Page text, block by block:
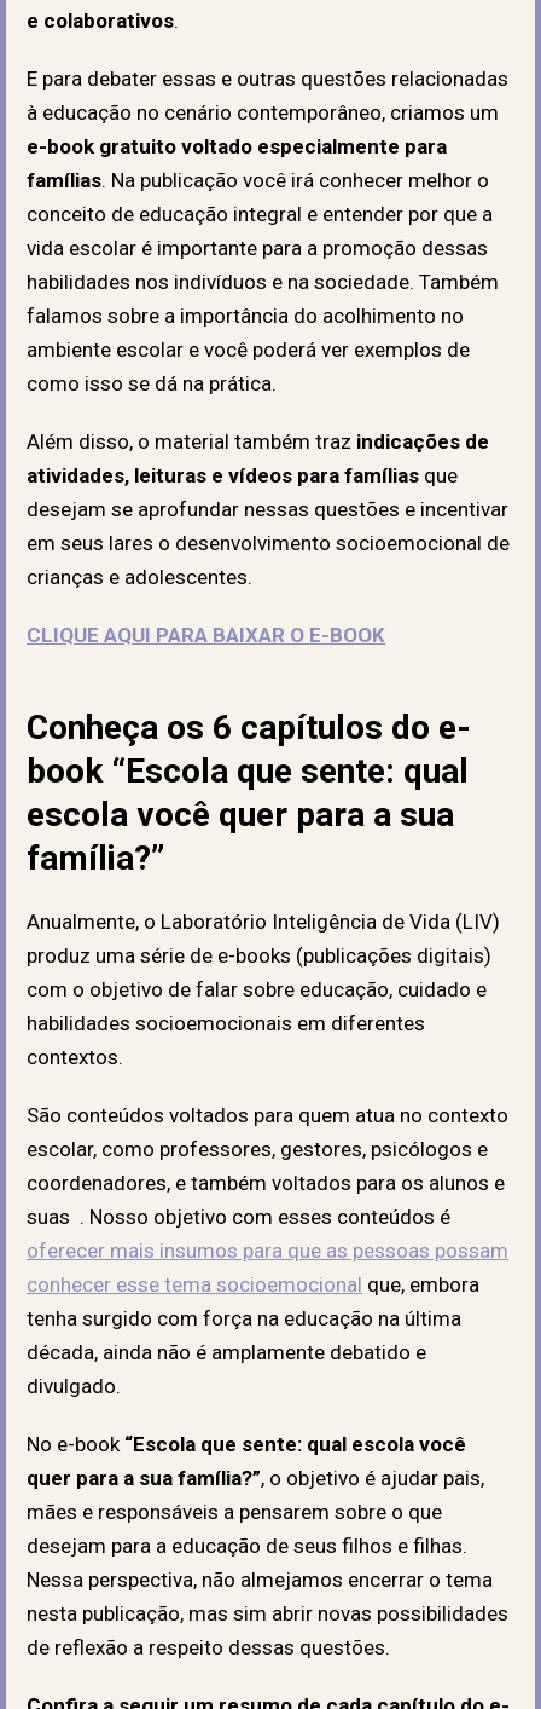
e colaborativos.
E para debater essas e outras questões relacionadas
à educação no cenário contemporâneo, criamos um
e-book gratuito voltado especialmente para
famílias. Na publicação você irá conhecer melhor o
conceito de educação integral e entender por que a
vida escolar é importante para a promoção dessas
habilidades nos indivíduos e na sociedade. Também
falamos sobre a importância do acolhimento no
ambiente escolar e você poderá ver exemplos de
como isso se dá na prática.
Além disso, o material também traz indicações de
atividades, leituras e vídeos para famílias que
desejam se aprofundar nessas questões e incentivar
em seus lares o desenvolvimento socioemocional de
crianças e adolescentes.
CLIQUE AQUI PARA BAIXAR O E-BOOK
Conheça os 6 capítulos do e-
book “Escola que sente: qual
escola você quer para a sua
família?”
Anualmente, o Laboratório Inteligência de Vida (LIV)
produz uma série de e-books (publicações digitais)
com o objetivo de falar sobre educação, cuidado e
habilidades socioemocionais em diferentes
contextos.
São conteúdos voltados para quem atua no contexto
escolar, como professores, gestores, psicólogos e
coordenadores, e também voltados para os alunos e
suas . Nosso objetivo com esses conteúdos é
oferecer mais insumos para que as pessoas possam
conhecer esse tema socioemocional que, embora
tenha surgido com força na educação na última
década, ainda não é amplamente debatido e
divulgado.
No e-book “Escola que sente: qual escola você
quer para a sua família?”, o objetivo é ajudar pais,
mães e responsáveis a pensarem sobre o que
desejam para a educação de seus filhos e filhas.
Nessa perspectiva, não almejamos encerrar o tema
nesta publicação, mas sim abrir novas possibilidades
de reflexão a respeito dessas questões.